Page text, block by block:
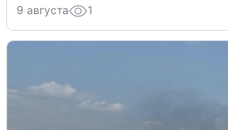
9 августа 1